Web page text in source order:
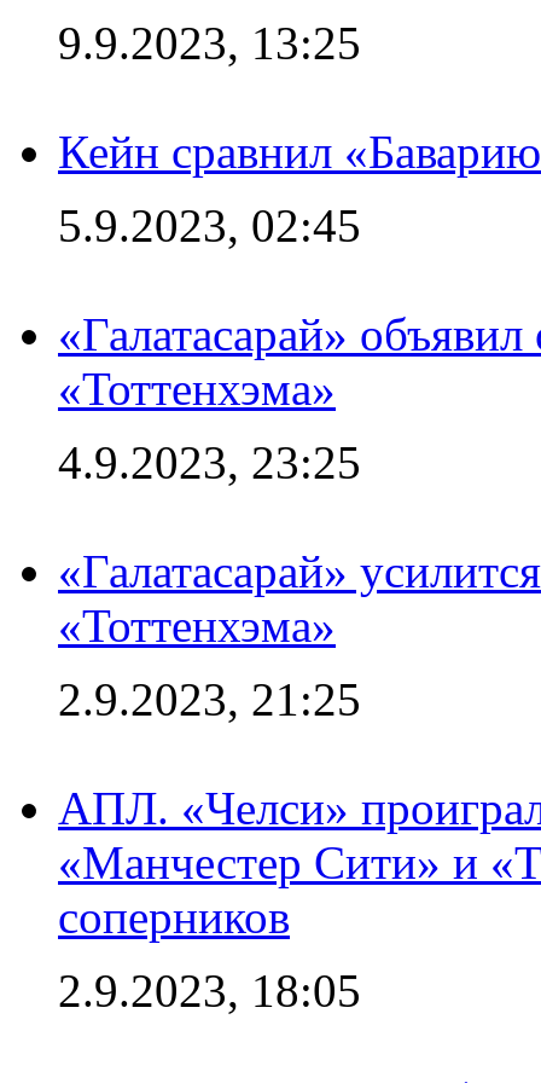
9.9.2023, 13:25
Кейн сравнил
5.9.2023, 02:45
«Галатасарай»
«Тоттенхэма»
4.9.2023, 23:25
«Галатасарай»
«Тоттенхэма»
2.9.2023, 21:25
АПЛ. «Челси»
«Манчестер Сити» и
соперников
2.9.2023, 18:05